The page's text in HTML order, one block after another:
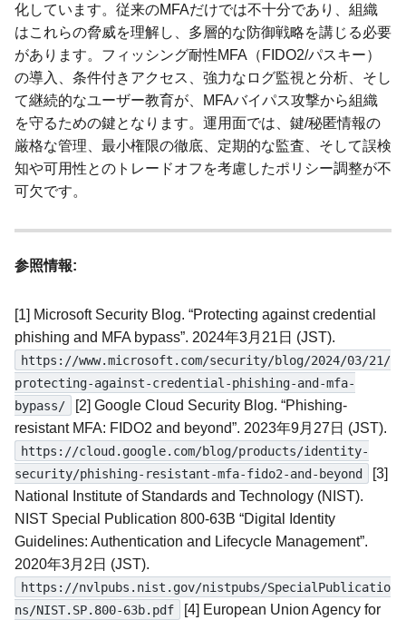
化しています。従来のMFAだけでは不十分であり、組織
はこれらの脅威を理解し、多層的な防御戦略を講じる必要
があります。フィッシング耐性MFA（FIDO2/パスキー）
の導入、条件付きアクセス、強力なログ監視と分析、そし
て継続的なユーザー教育が、MFAバイパス攻撃から組織
を守るための鍵となります。運用面では、鍵/秘匿情報の
厳格な管理、最小権限の徹底、定期的な監査、そして誤検
知や可用性とのトレードオフを考慮したポリシー調整が不
可欠です。
参照情報:
[1] Microsoft Security Blog. “Protecting against credential
phishing and MFA bypass”. 2024年3月21日 (JST).
https://www.microsoft.com/security/blog/2024/03/21/
protecting-against-credential-phishing-and-mfa-
bypass/
[2] Google Cloud Security Blog. “Phishing-
resistant MFA: FIDO2 and beyond”. 2023年9月27日 (JST).
https://cloud.google.com/blog/products/identity-
security/phishing-resistant-mfa-fido2-and-beyond
[3]
National Institute of Standards and Technology (NIST).
NIST Special Publication 800-63B “Digital Identity
Guidelines: Authentication and Lifecycle Management”.
2020年3月2日 (JST).
https://nvlpubs.nist.gov/nistpubs/SpecialPublicatio
ns/NIST.SP.800-63b.pdf
[4] European Union Agency for